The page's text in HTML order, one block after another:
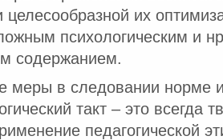
целесообразной их
психологическим и
содержанием.
меры в следовании норме
такт – это всегда
педагогической